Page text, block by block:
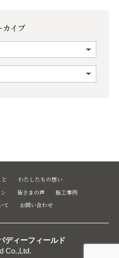
カイブ
わたしたちの想い
皆さまの声
施工事例
て
お問い合わせ
ディーフィールド
Co.,Ltd.